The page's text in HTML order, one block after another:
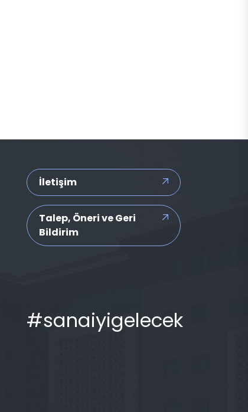
İletişim
Talep, Öneri ve Geri
Bildirim
#sanaiyigelecek